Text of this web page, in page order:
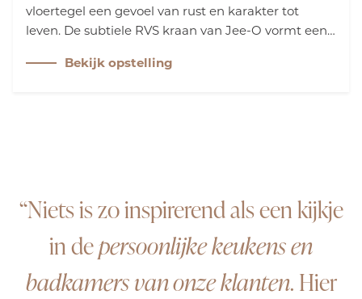
vloertegel een gevoel van rust en karakter tot
leven. De subtiele RVS kraan van Jee-O vormt een
materialen. De speelse nis nodigt uit om
Bekijk opstelling
“Niets is zo inspirerend als een kijkje
in depersoonlijke keukens en
badkamers van onze klanten. Hier